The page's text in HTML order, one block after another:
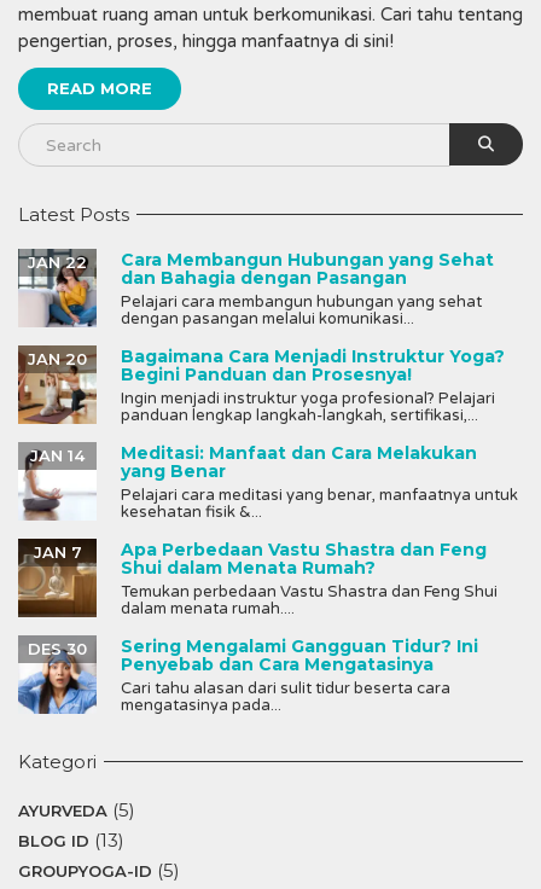
membuat ruang aman untuk berkomunikasi. Cari tahu tentang
pengertian, proses, hingga manfaatnya di sini!
READ MORE
Latest Posts
Cara Membangun Hubungan yang Sehat
dan Bahagia dengan Pasangan
JAN 22
Pelajari cara membangun hubungan yang sehat
dengan pasangan melalui komunikasi...
Bagaimana Cara Menjadi Instruktur Yoga?
Begini Panduan dan Prosesnya!
JAN 20
Ingin menjadi instruktur yoga profesional? Pelajari
panduan lengkap langkah-langkah, sertifikasi,...
Meditasi: Manfaat dan Cara Melakukan
yang Benar
JAN 14
Pelajari cara meditasi yang benar, manfaatnya untuk
kesehatan fisik &...
Apa Perbedaan Vastu Shastra dan Feng
Shui dalam Menata Rumah?
JAN 7
Temukan perbedaan Vastu Shastra dan Feng Shui
dalam menata rumah....
Sering Mengalami Gangguan Tidur? Ini
Penyebab dan Cara Mengatasinya
DES 30
Cari tahu alasan dari sulit tidur beserta cara
mengatasinya pada...
Kategori
AYURVEDA (5)
BLOG ID (13)
GROUPYOGA-ID (5)